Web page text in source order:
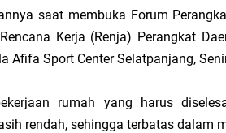
Hak DBH
Bupati Asmar Dorong Kemudahan
Hari Mangrove Sedunia, Yayasan
saat membuka Forum
Kerja (Renja) Perangkat
Afifa Sport Center Selatpanjang,
rumah yang harus
rendah, sehingga terbatas dalam